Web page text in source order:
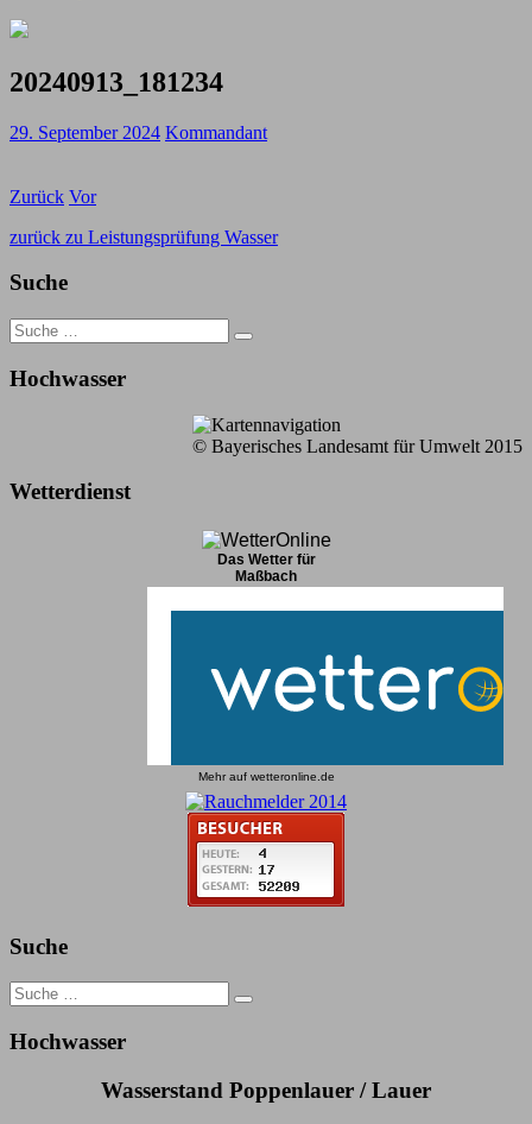
20240913_181234
29. September 2024 Kommandant
Zurück Vor
zurück zu Leistungsprüfung Wasser
Suche
Search
for:
Hochwasser
© Bayerisches Landesamt für Umwelt 2015
Wetterdienst
Das Wetter für
Maßbach
Mehr auf wetteronline.de
Suche
Search
for:
Hochwasser
Wasserstand Poppenlauer / Lauer